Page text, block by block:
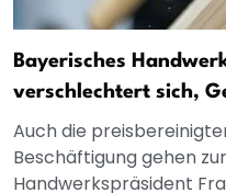
Bayerisches
verschlechtert sich,
Auch die
Beschäftigung gehen
Handwerkspräsident